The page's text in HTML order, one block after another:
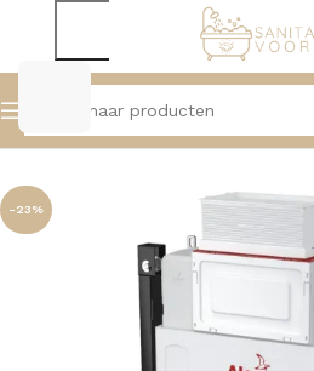
Home Toiletten Reservoirs
-23%